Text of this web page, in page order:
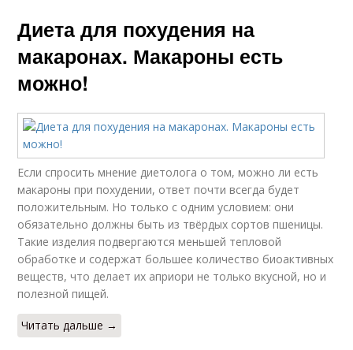
Диета для похудения на
макаронах. Макароны есть
можно!
Если спросить мнение диетолога о том, можно ли есть
макароны при похудении, ответ почти всегда будет
положительным. Но только с одним условием: они
обязательно должны быть из твёрдых сортов пшеницы.
Такие изделия подвергаются меньшей тепловой
обработке и содержат большее количество биоактивных
веществ, что делает их априори не только вкусной, но и
полезной пищей.
Читать дальше →